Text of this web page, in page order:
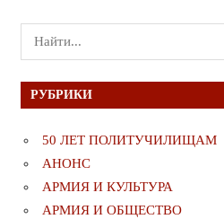
Поиск
для:
РУБРИКИ
50 ЛЕТ ПОЛИТУЧИЛИЩАМ
АНОНС
АРМИЯ И КУЛЬТУРА
АРМИЯ И ОБЩЕСТВО